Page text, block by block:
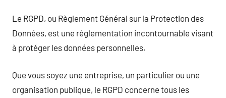
Le RGPD, ou Règlement Général sur la Protection des
Données, est une réglementation incontournable visant
à protéger les données personnelles.
Que vous soyez une entreprise, un particulier ou une
organisation publique, le RGPD concerne tous les